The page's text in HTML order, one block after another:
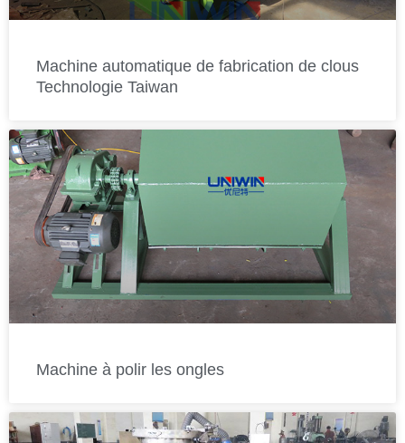
Machine automatique de fabrication de clous
Technologie Taiwan
Machine à polir les ongles